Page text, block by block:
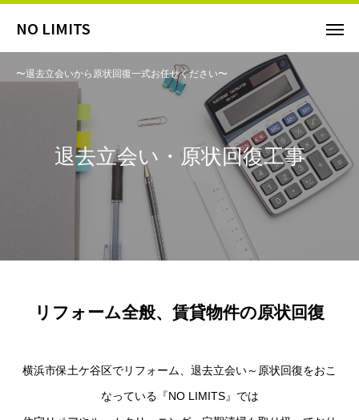
NO LIMITS
〜退去立会いから原状回復一式お任せください〜
退去立会い・原状回復工事
リフォーム全般、賃貸物件の原状回復
横浜市保土ケ谷区でリフォーム、退去立会い～原状回復をおこ
なっている『NO LIMITS』では